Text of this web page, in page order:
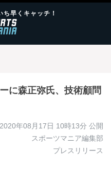
早くキャッチ！
に森正弥氏、技術顧問
2020年08月17日 10時13分 公開
スポーツマニア編集部
プレスリリース